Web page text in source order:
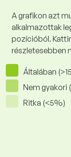
A grafikon azt
alkalmazottak
pozícióból.
részletesebben
Általában
Nem gyakori
Ritka (<5%)